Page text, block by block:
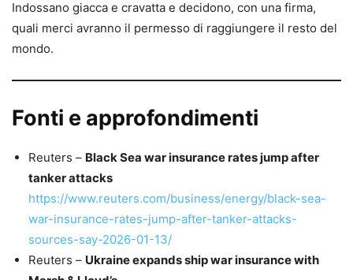
Indossano giacca e cravatta e decidono, con una firma,
quali merci avranno il permesso di raggiungere il resto del
mondo.
Fonti e approfondimenti
Reuters – Black Sea war insurance rates jump after
tanker attacks
https://www.reuters.com/business/energy/black-sea-
war-insurance-rates-jump-after-tanker-attacks-
sources-say-2026-01-13/
Reuters – Ukraine expands ship war insurance with